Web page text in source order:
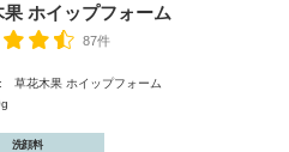
果 ホイップフォーム
87件
花木果 ホイップフォーム
洗顔料